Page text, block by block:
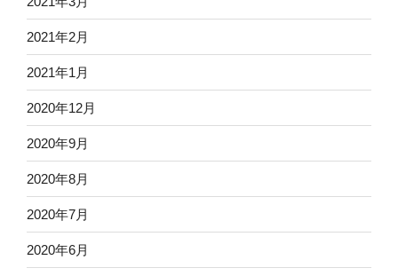
2021年2月
2021年1月
2020年12月
2020年9月
2020年8月
2020年7月
2020年6月